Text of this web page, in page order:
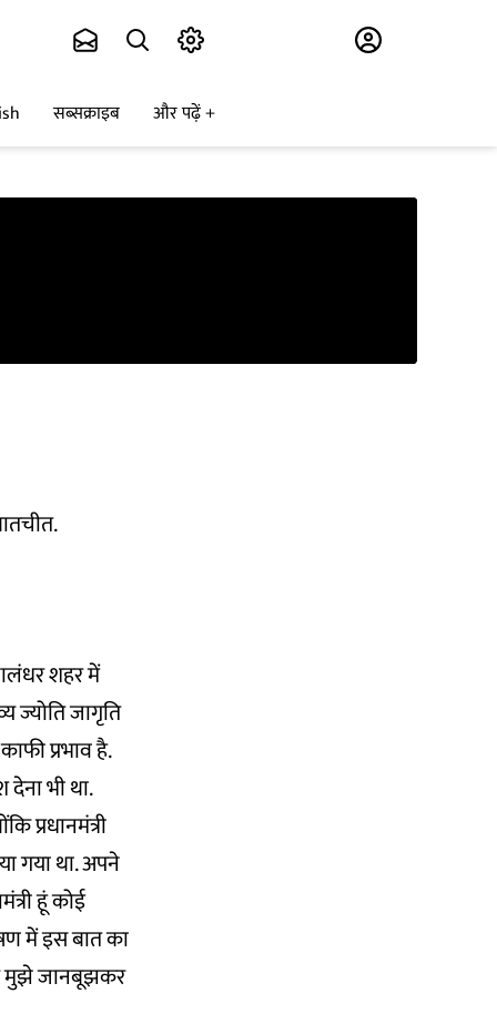
सब्सक्राइब और पढ़ें
शहर में
ज्योति जागृति
प्रभाव है.
भी था.
प्रधानमंत्री
गया था. अपने
हूं कोई
में इस बात का
मुझे जानबूझकर